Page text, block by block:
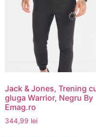
Jack & Jones, Trening
gluga Warrior, Negru By
Emag.ro
344,99 lei